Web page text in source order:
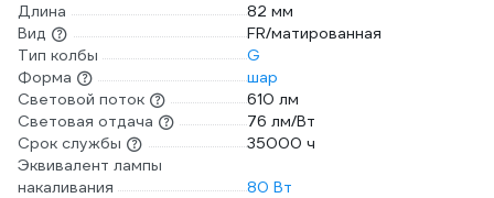
Длина
82 мм
Вид
FR/матированная
Тип колбы
G
Форма
шар
Световой поток
610 лм
Световая отдача
76 лм/Вт
Срок службы
35000 ч
Эквивалент лампы
накаливания
80 Вт